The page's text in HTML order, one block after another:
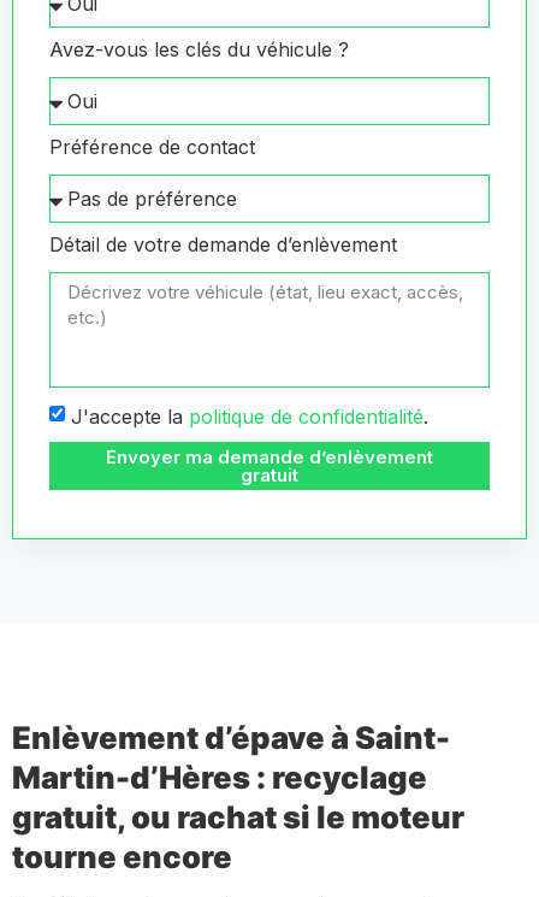
Avez-vous les clés du véhicule ?
Préférence de contact
Détail de votre demande d’enlèvement
J'accepte la politique de confidentialité.
Envoyer ma demande d’enlèvement
gratuit
Enlèvement d’épave à Saint-
Martin-d’Hères : recyclage
gratuit, ou rachat si le moteur
tourne encore